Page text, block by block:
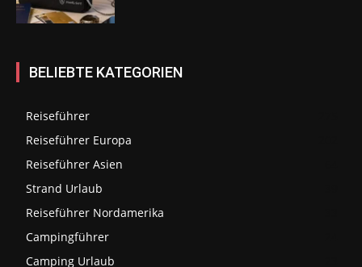
BELIEBTE KATEGORIEN
Reiseführer
Reiseführer Europa
Reiseführer Asien
Strand Urlaub
Reiseführer Nordamerika
Campingführer
Camping Urlaub